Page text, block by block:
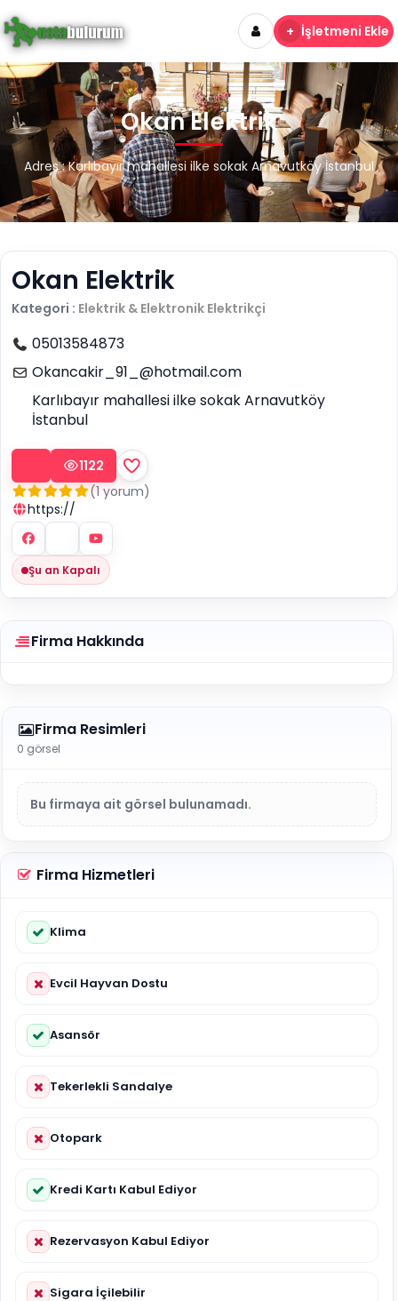
+ İşletmeni Ekle
Okan Elektrik
Adres : Karlıbayır mahallesi ilke sokak Arnavutköy İstanbul
Okan Elektrik
Kategori : Elektrik & Elektronik Elektrikçi
05013584873
Okancakir_91_@hotmail.com
Karlıbayır mahallesi ilke sokak Arnavutköy
İstanbul
1122
(1 yorum)
https://
Şu an Kapalı
Firma Hakkında
Firma Resimleri
0 görsel
Bu firmaya ait görsel bulunamadı.
Firma Hizmetleri
Klima
Evcil Hayvan Dostu
Asansör
Tekerlekli Sandalye
Otopark
Kredi Kartı Kabul Ediyor
Rezervasyon Kabul Ediyor
Sigara İçilebilir